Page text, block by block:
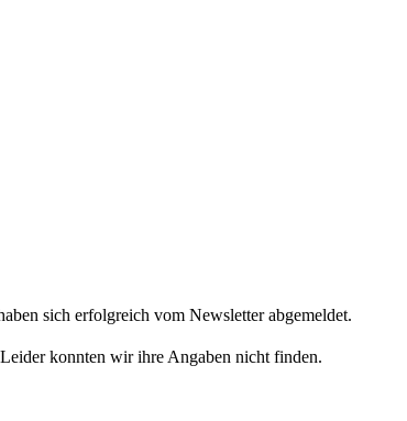
sich erfolgreich vom Newsletter abgemeldet.
Leider konnten wir ihre Angaben nicht finden.